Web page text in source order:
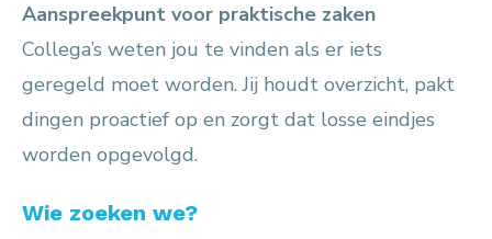
Aanspreekpunt voor praktische zaken
Collega’s weten jou te vinden als er iets
geregeld moet worden. Jij houdt overzicht, pakt
dingen proactief op en zorgt dat losse eindjes
worden opgevolgd.
Wie zoeken we?